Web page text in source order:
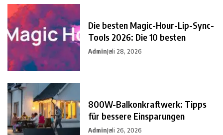
Die besten Magic-Hour-Lip-Sync-
Tools 2026: Die 10 besten
AdminJuli 28, 2026
800W-Balkonkraftwerk: Tipps
für bessere Einsparungen
AdminJuli 26, 2026